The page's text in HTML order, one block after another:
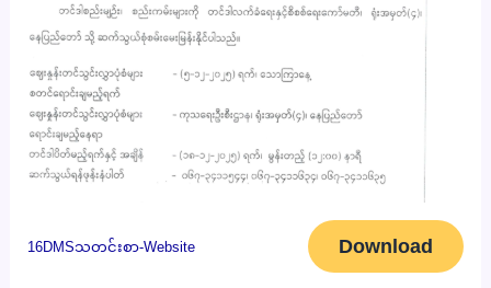
16DMSသတင်းစာ-Website Download